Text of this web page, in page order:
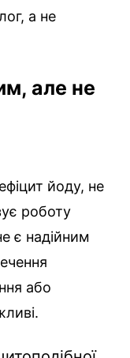
а не
але не
йоду, не
роботу
є надійним
або